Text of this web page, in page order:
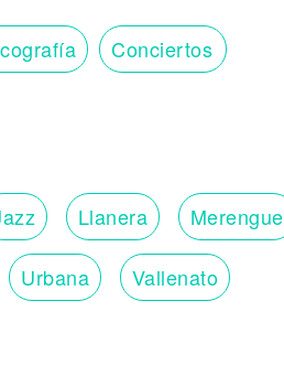
Conciertos
Llanera Merengue
Urbana Vallenato